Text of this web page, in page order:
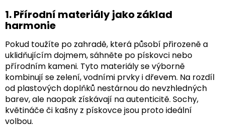
1. Přírodní materiály jako základ
harmonie
Pokud toužíte po zahradě, která působí přirozeně a
uklidňujícím dojmem, sáhněte po pískovci nebo
přírodním kameni. Tyto materiály se výborně
kombinují se zelení, vodními prvky i dřevem. Na rozdíl
od plastových doplňků nestárnou do nevzhledných
barev, ale naopak získávají na autenticitě. Sochy,
květináče či kašny z pískovce jsou proto ideální
volbou.